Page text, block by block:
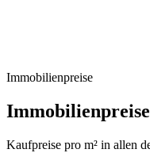
Immobilienpreise
Kaufpreise pro m² in allen